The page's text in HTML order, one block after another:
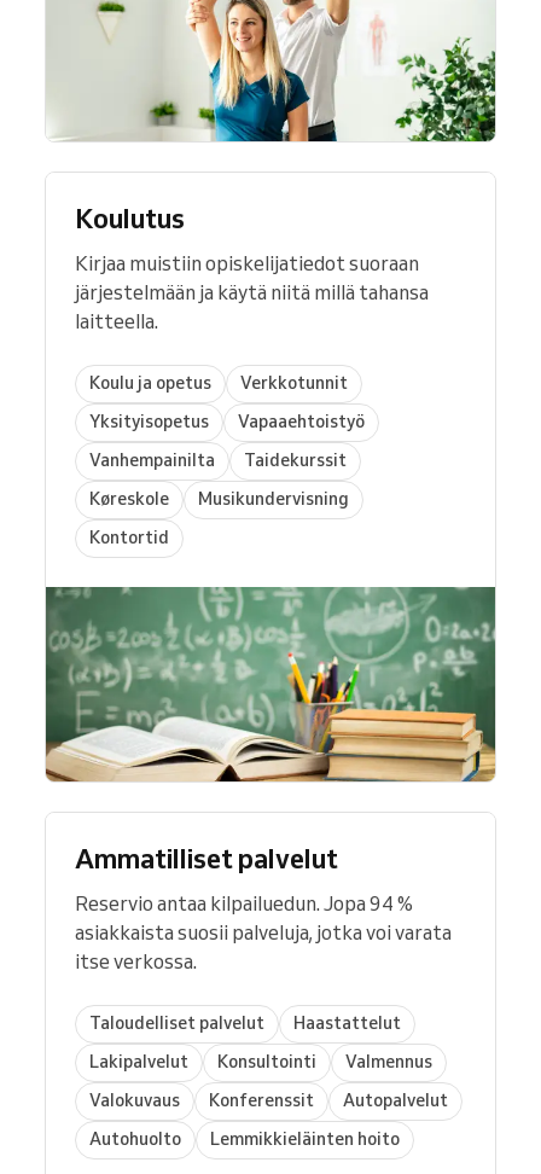
Koulutus
Kirjaa muistiin opiskelijatiedot suoraan
järjestelmään ja käytä niitä millä tahansa
laitteella.
Koulu ja opetus
Verkkotunnit
Yksityisopetus
Vapaaehtoistyö
Vanhempainilta
Taidekurssit
Køreskole
Musikundervisning
Kontortid
Ammatilliset palvelut
Reservio antaa kilpailuedun. Jopa 94 %
asiakkaista suosii palveluja, jotka voi varata
itse verkossa.
Taloudelliset palvelut
Haastattelut
Lakipalvelut
Konsultointi
Valmennus
Valokuvaus
Konferenssit
Autopalvelut
Autohuolto
Lemmikkieläinten hoito